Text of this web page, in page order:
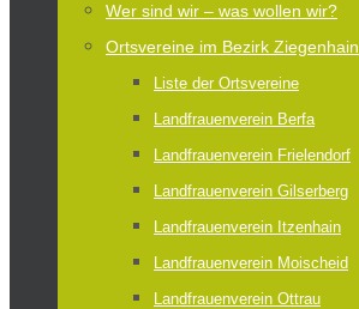
Wer sind wir – was wollen wir?
Ortsvereine im Bezirk Ziegenhain
Liste der Ortsvereine
Landfrauenverein Berfa
Landfrauenverein Frielendorf
Landfrauenverein Gilserberg
Landfrauenverein Itzenhain
Landfrauenverein Moischeid
Landfrauenverein Ottrau